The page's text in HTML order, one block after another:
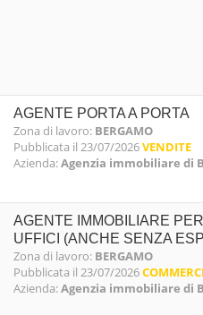
AGENTE PORTA A PORTA
Zona di lavoro: BERGAMO
Pubblicata il 23/07/2026VENDITE
Azienda:Agenzia immobiliare di
AGENTE IMMOBILIARE
UFFICI (ANCHE SENZA
Zona di lavoro: BERGAMO
Pubblicata il 23/07/2026
Azienda:Agenzia immobiliare di